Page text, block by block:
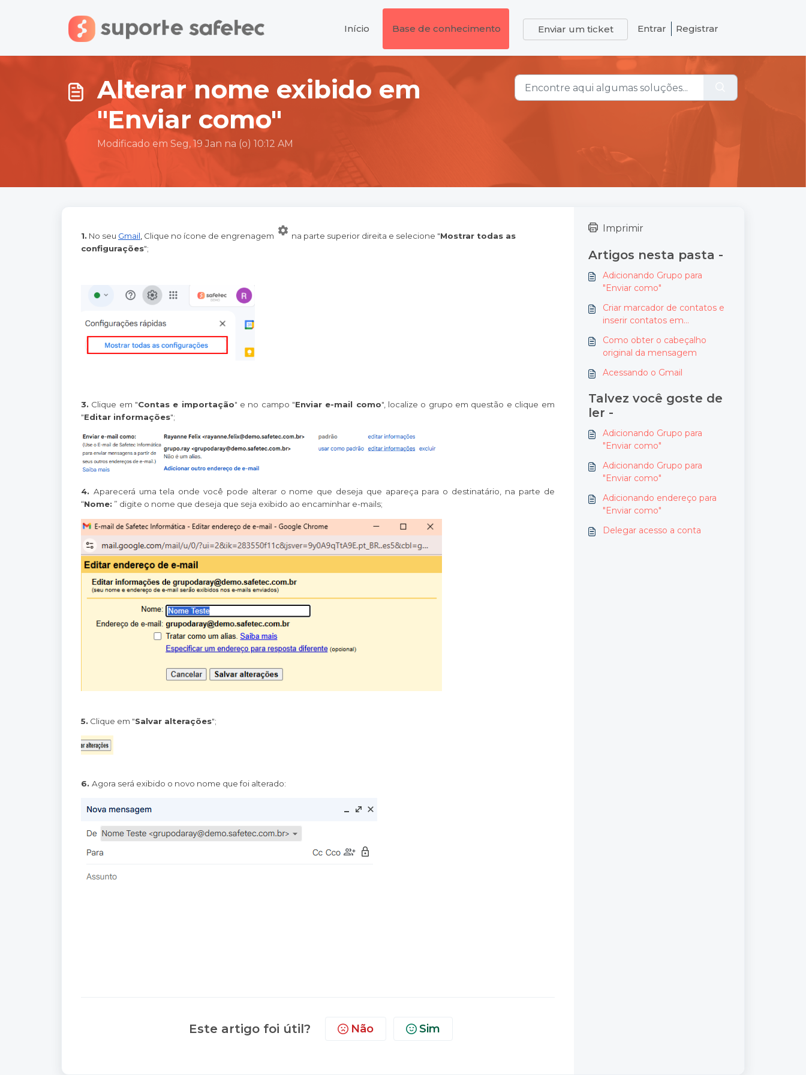
Início
Base de conhecimento Enviar um ticket Entrar Registrar
Alterar nome exibido em
"Enviar como"
Modificado em Seg, 19 Jan na (o) 10:12 AM
1. No seu Gmail Clique no ícone de engrenagem na parte superior direita e selecione "Mostrar todas as
configurações";
3. Clique em "Contas e importação" e no campo "Enviar e-mail como", localize o grupo em questão e clique em
"Editar informações";
4. Aparecerá uma tela onde você pode alterar o nome que deseja que apareça para o destinatário, na parte de
“Nome: ” digite o nome que deseja que seja exibido ao encaminhar e-mails;
5. Clique em "Salvar alterações";
6. Agora será exibido o novo nome que foi alterado:
Este artigo foi útil? Não Sim
Imprimir
Artigos nesta pasta -
Adicionando Grupo para
"Enviar como"
Criar marcador de contatos e
inserir contatos em
Como obter o cabeçalho
original da mensagem
Acessando o Gmail
Talvez você goste de
ler -
Adicionando Grupo para
"Enviar como"
Adicionando Grupo para
"Enviar como"
Adicionando endereço para
"Enviar como"
Delegar acesso a conta